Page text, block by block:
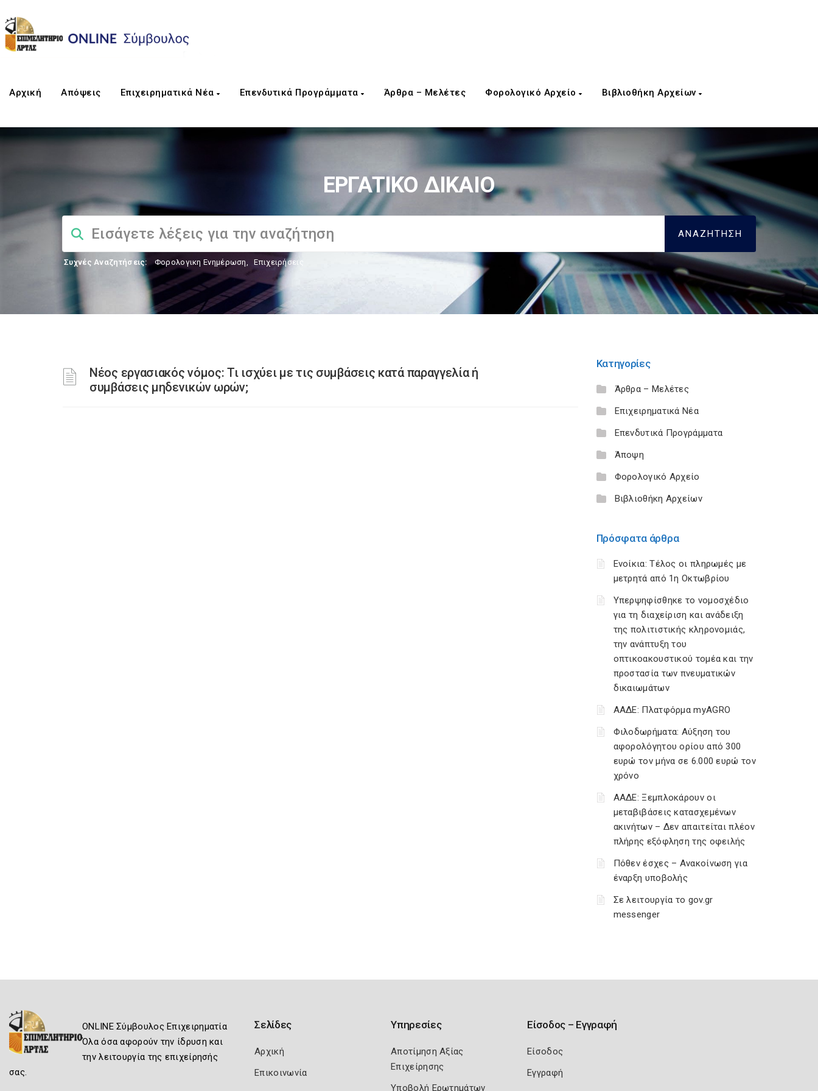
Αρχική Απόψεις Επιχειρηματικά Νέα Επενδυτικά Προγράμματα Άρθρα – Μελέτες Φορολογικό Αρχείο Βιβλιοθήκη Αρχείων
ΕΡΓΑΤΙΚΟ ΔΙΚΑΙΟ
Συχνές Αναζητήσεις: Φορολογικη Ενημέρωση, Επιχειρήσεις
Νέος εργασιακός νόμος: Τι ισχύει με τις συμβάσεις κατά παραγγελία ή
συμβάσεις μηδενικών ωρών;
Κατηγορίες
Άρθρα – Μελέτες
Επιχειρηματικά Νέα
Επενδυτικά Προγράμματα
Άποψη
Φορολογικό Αρχείο
Βιβλιοθήκη Αρχείων
Πρόσφατα άρθρα
Ενοίκια: Τέλος οι πληρωμές με
μετρητά από 1η Οκτωβρίου
Υπερψηφίσθηκε το νομοσχέδιο
για τη διαχείριση και ανάδειξη
της πολιτιστικής κληρονομιάς,
την ανάπτυξη του
οπτικοακουστικού τομέα και την
προστασία των πνευματικών
δικαιωμάτων
ΑΑΔΕ: Πλατφόρμα myAGRO
Φιλοδωρήματα: Αύξηση του
αφορολόγητου ορίου από 300
ευρώ τον μήνα σε 6.000 ευρώ τον
χρόνο
ΑΑΔΕ: Ξεμπλοκάρουν οι
μεταβιβάσεις κατασχεμένων
ακινήτων – Δεν απαιτείται πλέον
πλήρης εξόφληση της οφειλής
Πόθεν έσχες – Ανακοίνωση για
έναρξη υποβολής
Σε λειτουργία το gov.gr
messenger
ONLINE Σύμβουλος Επιχειρηματία
Όλα όσα αφορούν την ίδρυση και
την λειτουργία της επιχείρησής
σας.
Σελίδες
Αρχική
Επικοινωνία
Υπηρεσίες
Αποτίμηση Αξίας
Επιχείρησης
Υποβολή Ερωτημάτων
Είσοδος – Εγγραφή
Είσοδος
Εγγραφή